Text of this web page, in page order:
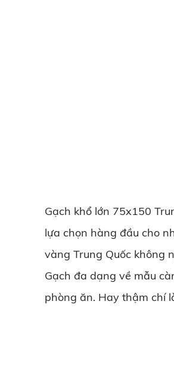
Gạch khổ lớn 75x150
lựa chọn hàng đầu cho
vàng Trung Quốc không
Gạch đa dạng về mẫu
phòng ăn. Hay thậm chí